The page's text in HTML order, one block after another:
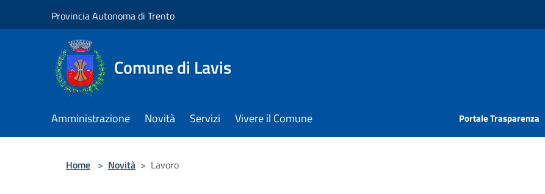
Provincia Autonoma di Trento
Comune di Lavis
Amministrazione Novità Servizi Vivere il Comune Portale Trasparenza
Home > Novità > Lavoro